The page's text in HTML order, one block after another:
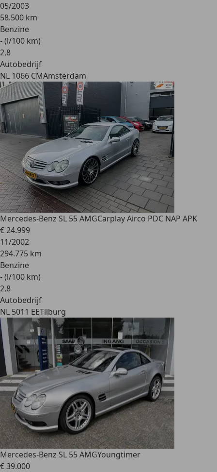
05/2003
58.500 km
Benzine
- (l/100 km)
2,8
Autobedrijf
NL 1066 CMAmsterdam
Mercedes-Benz SL 55 AMGCarplay Airco PDC NAP APK
€ 24.999
11/2002
294.775 km
Benzine
- (l/100 km)
2,8
Autobedrijf
NL 5011 EETilburg
Mercedes-Benz SL 55 AMGYoungtimer
€ 39.000